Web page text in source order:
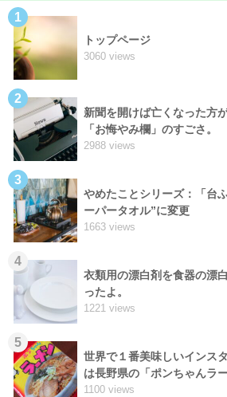
1
トップページ
3060 views
2
新聞を開けば亡くなった方
「お悔やみ欄」のすごさ。
2988 views
3
やめたことシリーズ：「台
ーパータオル”に変更
1663 views
4
衣類用の漂白剤を食器の漂
ったよ。
1221 views
5
世界で１番美味しいインス
は長野県の「ポンちゃんラー
1100 views